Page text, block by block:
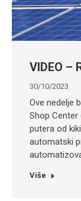
VIDEO –
30/10/2023
Ove nedelje
Shop Center
putera od
automatski
Više